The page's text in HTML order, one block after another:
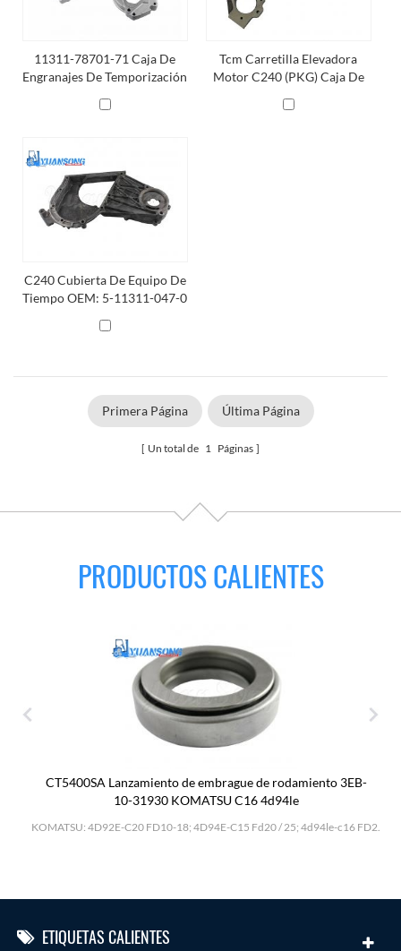
11311-78701-71 Caja De
Engranajes De Temporización
Del Motor
Tcm Carretilla Elevadora
Motor C240 (PKG) Caja De
Cambios De Tiempo 5-
11311-046-0
C240 Cubierta De Equipo De
Tiempo OEM: 5-11311-047-0
Montacargas
Primera Página Última Página
Un total de 1 Páginas
PRODUCTOS CALIENTES
CT5400SA Lanzamiento de embrague de rodamiento 3EB-
10-31930 KOMATSU C16 4d94le
KOMATSU: 4D92E-C20 FD10-18; 4D94E-C15 Fd20 / 25; 4d94le-c16 FD2.
ETIQUETAS CALIENTES